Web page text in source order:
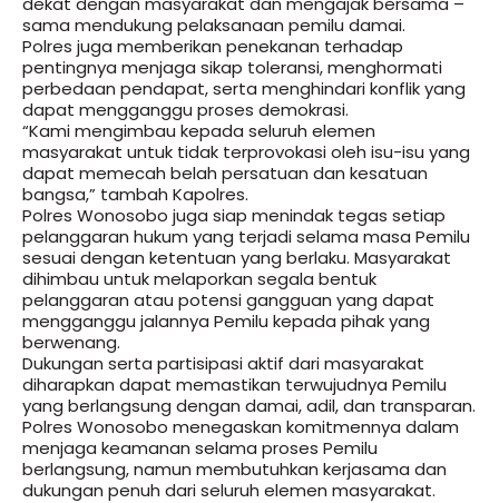
sama mendukung pelaksanaan pemilu damai.
Polres juga memberikan penekanan terhadap
pentingnya menjaga sikap toleransi, menghormati
perbedaan pendapat, serta menghindari konflik yang
dapat mengganggu proses demokrasi.
“Kami mengimbau kepada seluruh elemen
masyarakat untuk tidak terprovokasi oleh isu-isu yang
dapat memecah belah persatuan dan kesatuan
bangsa,” tambah Kapolres.
Polres Wonosobo juga siap menindak tegas setiap
pelanggaran hukum yang terjadi selama masa Pemilu
sesuai dengan ketentuan yang berlaku. Masyarakat
dihimbau untuk melaporkan segala bentuk
pelanggaran atau potensi gangguan yang dapat
mengganggu jalannya Pemilu kepada pihak yang
berwenang.
Dukungan serta partisipasi aktif dari masyarakat
diharapkan dapat memastikan terwujudnya Pemilu
yang berlangsung dengan damai, adil, dan transparan.
Polres Wonosobo menegaskan komitmennya dalam
menjaga keamanan selama proses Pemilu
berlangsung, namun membutuhkan kerjasama dan
dukungan penuh dari seluruh elemen masyarakat.